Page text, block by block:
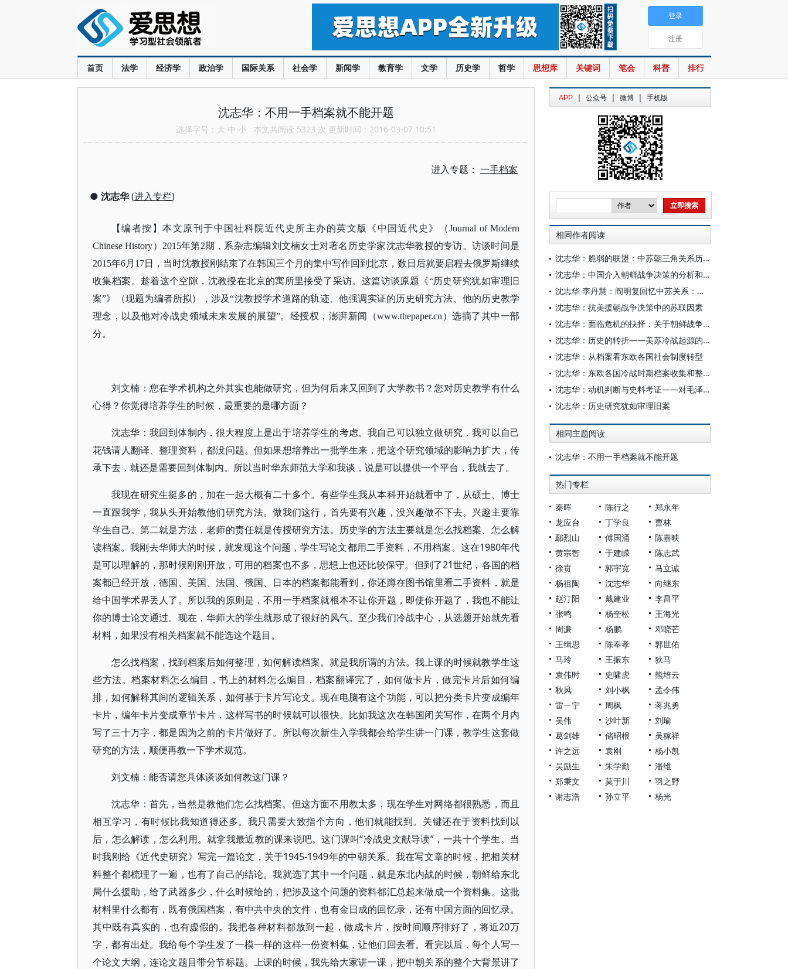
首页 法学 经济学 政治学 国际关系 社会学 新闻学 教育学 文学 历史学 哲学 思想库 关键词 笔会 科普 排行
登录
注册
沈志华：不用一手档案就不能开题
选择字号： 大 中 小 本文共阅读 5323 次 更新时间：2016-03-07 10:51
进入专题： 一手档案
● 沈志华(进入专栏)
【编者按】本文原刊于中国社科院近代史所主办的英文版《中国近代史》（Journal of Modern
Chinese History）2015年第2期，系杂志编辑刘文楠女士对著名历史学家沈志华教授的专访。访谈时间是
2015年6月17日，当时沈教授刚结束了在韩国三个月的集中写作回到北京，数日后就要启程去俄罗斯继续
收集档案。趁着这个空隙，沈教授在北京的寓所里接受了采访。这篇访谈原题《“历史研究犹如审理旧
案”》（现题为编者所拟），涉及“沈教授学术道路的轨迹、他强调实证的历史研究方法、他的历史教学
理念，以及他对冷战史领域未来发展的展望”。经授权，澎湃新闻（www.thepaper.cn）选摘了其中一部
分。
刘文楠：您在学术机构之外其实也能做研究，但为何后来又回到了大学教书？您对历史教学有什么
心得？你觉得培养学生的时候，最重要的是哪方面？
沈志华：我回到体制内，很大程度上是出于培养学生的考虑。我自己可以独立做研究，我可以自己
花钱请人翻译、整理资料，都没问题。但如果想培养出一批学生来，把这个研究领域的影响力扩大，传
承下去，就还是需要回到体制内。所以当时华东师范大学和我谈，说是可以提供一个平台，我就去了。
我现在研究生挺多的，加在一起大概有二十多个。有些学生我从本科开始就看中了，从硕士、博士
一直跟我学，我从头开始教他们研究方法。做我们这行，首先要有兴趣，没兴趣做不下去。兴趣主要靠
学生自己。第二就是方法，老师的责任就是传授研究方法。历史学的方法主要就是怎么找档案、怎么解
读档案。我刚去华师大的时候，就发现这个问题，学生写论文都用二手资料，不用档案。这在1980年代
是可以理解的，那时候刚刚开放，可用的档案也不多，思想上也还比较保守。但到了21世纪，各国的档
案都已经开放，德国、美国、法国、俄国、日本的档案都能看到，你还蹲在图书馆里看二手资料，就是
给中国学术界丢人了。所以我的原则是，不用一手档案就根本不让你开题，即使你开题了，我也不能让
你的博士论文通过。现在，华师大的学生就形成了很好的风气。至少我们冷战中心，从选题开始就先看
材料，如果没有相关档案就不能选这个题目。
怎么找档案，找到档案后如何整理，如何解读档案。就是我所谓的方法。我上课的时候就教学生这
些方法。档案材料怎么编目，书上的材料怎么编目，档案翻译完了，如何做卡片，做完卡片后如何编
排，如何解释其间的逻辑关系，如何基于卡片写论文。现在电脑有这个功能，可以把分类卡片变成编年
卡片，编年卡片变成章节卡片，这样写书的时候就可以很快。比如我这次在韩国闭关写作，在两个月内
写了三十万字，都是因为之前的卡片做好了。所以每次新生入学我都会给学生讲一门课，教学生这套做
研究的方法，顺便再教一下学术规范。
刘文楠：能否请您具体谈谈如何教这门课？
沈志华：首先，当然是教他们怎么找档案。但这方面不用教太多，现在学生对网络都很熟悉，而且
相互学习，有时候比我知道得还多。我只需要大致指个方向，他们就能找到。关键还在于资料找到以
后，怎么解读，怎么利用。就拿我最近教的课来说吧。这门课叫“冷战史文献导读”，一共十个学生。当
时我刚给《近代史研究》写完一篇论文，关于1945-1949年的中朝关系。我在写文章的时候，把相关材
料整个都梳理了一遍，也有了自己的结论。我就选了其中一个问题，就是东北内战的时候，朝鲜给东北
局什么援助，给了武器多少，什么时候给的，把涉及这个问题的资料都汇总起来做成一个资料集。这批
材料里什么都有，既有俄国档案，有中共中央的文件，也有金日成的回忆录，还有中国方面的回忆录。
其中既有真实的，也有虚假的。我把各种材料都放到一起，做成卡片，按时间顺序排好了，将近20万
字，都有出处。我给每个学生发了一模一样的这样一份资料集，让他们回去看。看完以后，每个人写一
个论文大纲，连论文题目带分节标题。上课的时候，我先给大家讲一课，把中朝关系的整个大背景讲了
APP | 公众号 | 微博 | 手机版
相同作者阅读
沈志华：脆弱的联盟：中苏朝三角关系历史脉络（1921-1992）
沈志华：中国介入朝鲜战争决策的分析和反思
沈志华 李丹慧：阎明复回忆中苏关系：半个世纪的恩怨
沈志华：抗美援朝战争决策中的苏联因素
沈志华：面临危机的抉择：关于朝鲜战争之中国决策述评
沈志华：历史的转折——美苏冷战起源的经济因素
沈志华：从档案看东欧各国社会制度转型
沈志华：东欧各国冷战时期档案收集和整理
沈志华：动机判断与史料考证——对毛泽东与斯大林三封往来电报的解析
沈志华：历史研究犹如审理旧案
相同主题阅读
沈志华：不用一手档案就不能开题
热门专栏
秦晖 陈行之
郑永年
龙应台
丁学良
曹林
鄢烈山
傅国涌
陈嘉映
黄宗智
于建嵘
陈志武
徐贲
郭宇宽
马立诚
杨祖陶
沈志华
向继东
赵汀阳
戴建业
李昌平
张鸣
杨奎松
王海光
周濂
杨鹏
邓晓芒
王缉思
陈奉孝
郭世佑
马玲
王振东
狄马
袁伟时
史啸虎
熊培云
秋风
刘小枫
孟令伟
雷一宁
周枫
蒋兆勇
吴伟
沙叶新
刘瑜
葛剑雄
储昭根
吴稼祥
许之远
袁刚
杨小凯
吴励生
朱学勤
潘维
郑秉文
莫于川
羽之野
谢志浩
孙立平 杨光